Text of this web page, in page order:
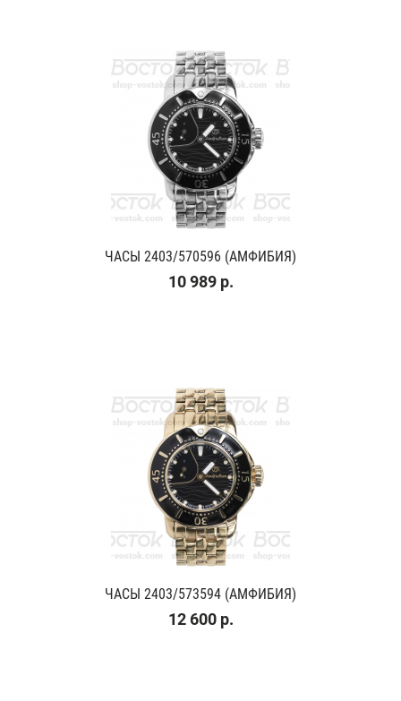
ЧАСЫ 2403/570596 (АМФИБИЯ)
10 989 р.
ЧАСЫ 2403/573594 (АМФИБИЯ)
12 600 р.